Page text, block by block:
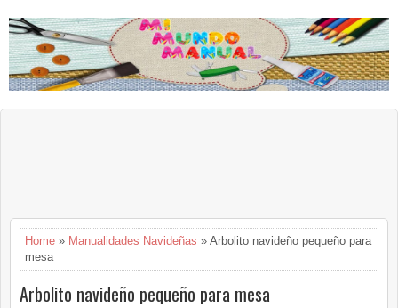
Home » Manualidades Navideñas » Arbolito navideño pequeño para
mesa
Arbolito navideño pequeño para mesa